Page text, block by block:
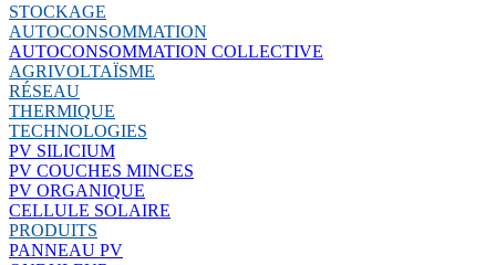
STOCKAGE
AUTOCONSOMMATION
AUTOCONSOMMATION COLLECTIVE
AGRIVOLTAÏSME
RÉSEAU
THERMIQUE
TECHNOLOGIES
PV SILICIUM
PV COUCHES MINCES
PV ORGANIQUE
CELLULE SOLAIRE
PRODUITS
PANNEAU PV